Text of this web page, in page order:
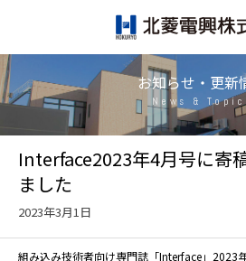
お知らせ・更新
News &
Interface2023年4月号に寄
ました
2023年3月1日
組み込み技術者向け専門誌「Interface」2023